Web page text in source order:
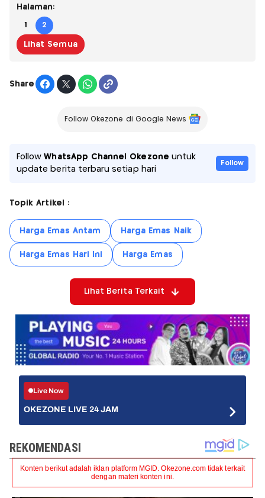
Halaman:
1 2
Lihat Semua
Share
Follow Okezone di Google News
FollowWhatsApp Channel Okezone untuk
update berita terbaru setiap hari
Follow
Topik Artikel :
Harga Emas Antam Harga Emas Naik
Harga Emas Hari Ini Harga Emas
Lihat Berita Terkait
Live Now
OKEZONE LIVE 24 JAM